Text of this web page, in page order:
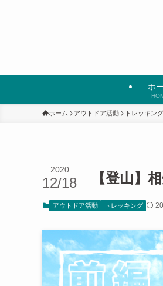
ホ
ホーム アウトドア活動 トレッキング
【登山】
2020
12/18
アウトドア活動 トレッキング